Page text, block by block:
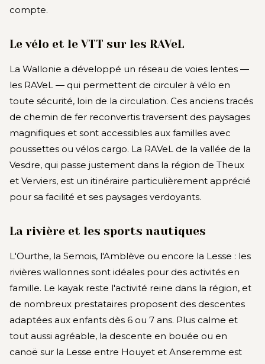
compte.
Le vélo et le VTT sur les RAVeL
La Wallonie a développé un réseau de voies lentes —
les RAVeL — qui permettent de circuler à vélo en
toute sécurité, loin de la circulation. Ces anciens tracés
de chemin de fer reconvertis traversent des paysages
magnifiques et sont accessibles aux familles avec
poussettes ou vélos cargo. La RAVeL de la vallée de la
Vesdre, qui passe justement dans la région de Theux
et Verviers, est un itinéraire particulièrement apprécié
pour sa facilité et ses paysages verdoyants.
La rivière et les sports nautiques
L'Ourthe, la Semois, l'Amblève ou encore la Lesse : les
rivières wallonnes sont idéales pour des activités en
famille. Le kayak reste l'activité reine dans la région, et
de nombreux prestataires proposent des descentes
adaptées aux enfants dès 6 ou 7 ans. Plus calme et
tout aussi agréable, la descente en bouée ou en
canoë sur la Lesse entre Houyet et Anseremme est